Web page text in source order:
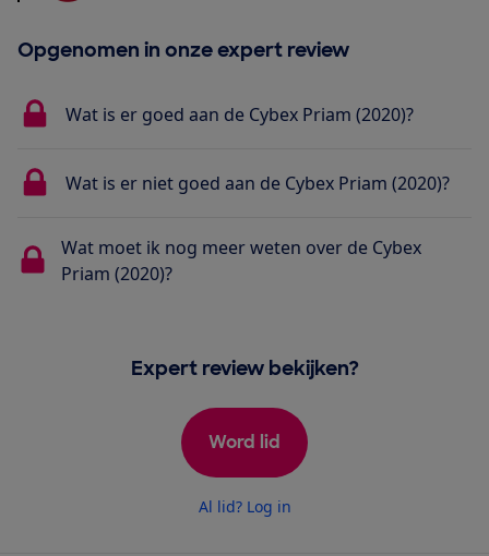
Opgenomen in onze expert review
Wat is er goed aan de Cybex Priam (2020)?
Wat is er niet goed aan de Cybex Priam (2020)?
Wat moet ik nog meer weten over de Cybex
Priam (2020)?
Expert review bekijken?
Word lid
Al lid? Log in